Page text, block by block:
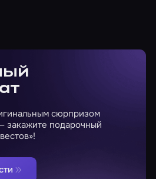
сюрпризом
закажите подарочный